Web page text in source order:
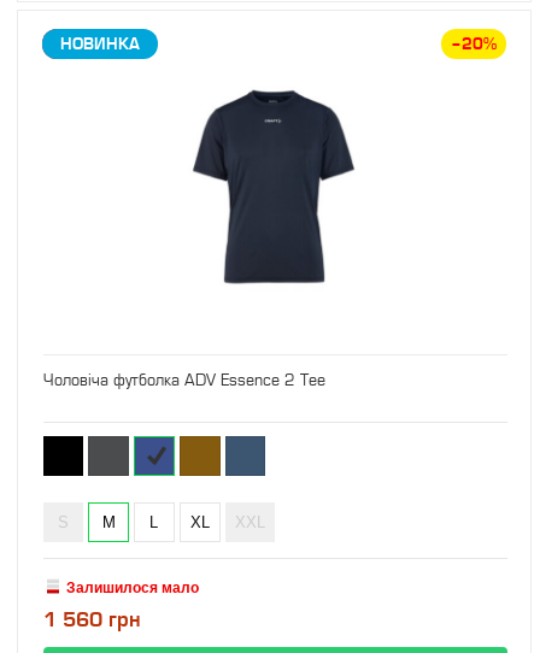
ЗНИЖКА –20%
НОВИНКА
Чоловіча футболка ADV Essence 2 Tee
S M L XL XXL
Залишилося мало
1 560 грн